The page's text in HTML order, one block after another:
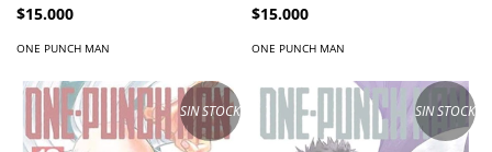
$15.000
ONE PUNCH MAN
$15.000
ONE PUNCH MAN
SIN STOCK SIN STOCK